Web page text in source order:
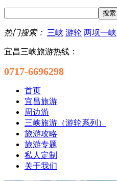
热门搜索： 三峡 游轮 两坝一峡
宜昌三峡旅游热线：
0717-6696298
首页
宜昌旅游
周边游
三峡旅游（游轮系列）
旅游攻略
旅游专题
私人定制
关于我们